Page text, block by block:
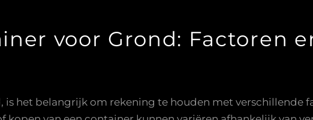
voor Grond: Factoren
is het belangrijk om rekening te houden met verschillende